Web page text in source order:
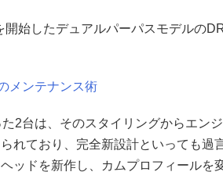
始したデュアルパーパスモデルの
メンテナンス術
2台は、そのスタイリングからエン
れており、完全新設計といっても過
ッドを新作し、カムプロフィールを